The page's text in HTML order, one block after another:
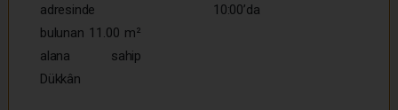
adresinde
bulunan 11.00 m²
alana sahip
Dükkân
10:00’da